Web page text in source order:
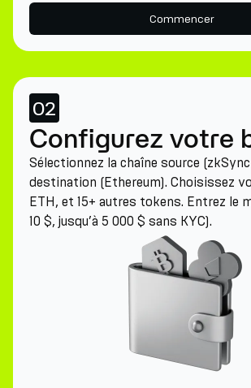
Commencer
02
Configurez votre
Sélectionnez la chaîne source
destination (Ethereum). Choisissez
ETH, et 15+ autres tokens. Entrez le
10 $, jusqu’à 5 000 $ sans KYC).